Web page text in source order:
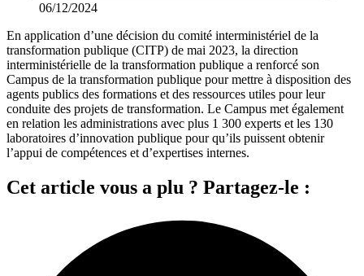
06/12/2024
En application d’une décision du comité interministériel de la
transformation publique (CITP) de mai 2023, la direction
interministérielle de la transformation publique a renforcé son
Campus de la transformation publique pour mettre à disposition des
agents publics des formations et des ressources utiles pour leur
conduite des projets de transformation. Le Campus met également
en relation les administrations avec plus 1 300 experts et les 130
laboratoires d’innovation publique pour qu’ils puissent obtenir
l’appui de compétences et d’expertises internes.
Cet article vous a plu ? Partagez-le :